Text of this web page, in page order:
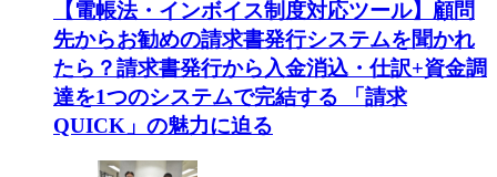
【電帳法・インボイス制度対応ツール】顧問
先からお勧めの請求書発行システムを聞かれ
たら？請求書発行から入金消込・仕訳+資金調
達を1つのシステムで完結する 「請求
QUICK」の魅力に迫る